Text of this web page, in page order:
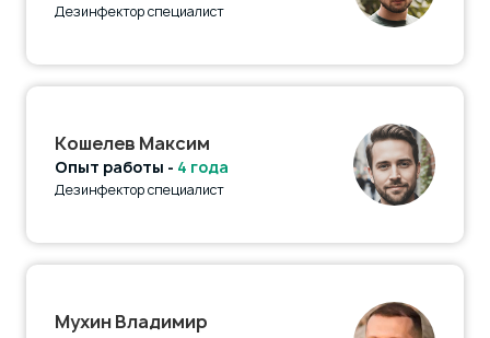
Дезинфектор специалист
Кошелев Максим
Опыт работы - 4 года
Дезинфектор специалист
Мухин Владимир